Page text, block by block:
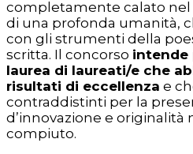
completamente calato
di una profonda umanità,
con gli strumenti della
scritta. Il concorso intende
laurea di laureati/e che
risultati di eccellenza e
contraddistinti per la
d’innovazione e originalità
compiuto.